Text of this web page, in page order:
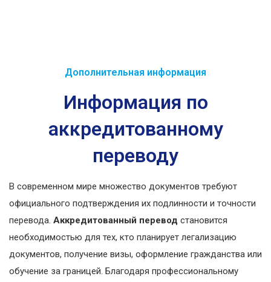
Дополнительная информация
Информация по
аккредитованному
переводу
В современном мире множество документов требуют
официального подтверждения их подлинности и точности
перевода. Аккредитованный перевод становится
необходимостью для тех, кто планирует легализацию
документов, получение визы, оформление гражданства или
обучение за границей. Благодаря профессиональному